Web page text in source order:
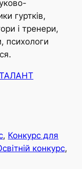
гуртків,
і тренери,
психологи
ТАЛАНТ
, Конкурс для
конкурс